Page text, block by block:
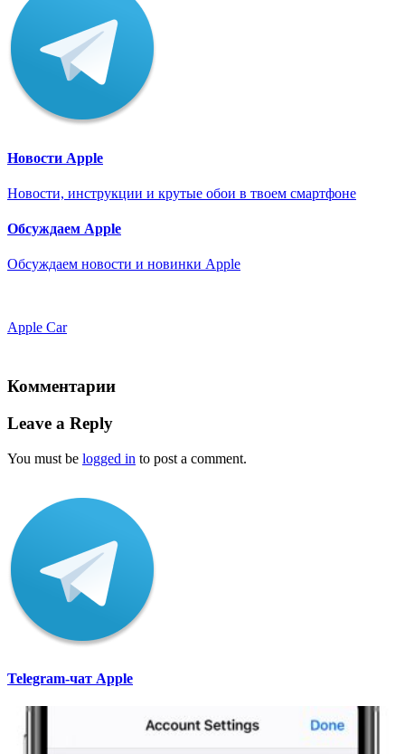
Новости Apple
Новости, инструкции и крутые обои в твоем смартфоне
Обсуждаем Apple
Обсуждаем новости и новинки Apple
Apple Car
Комментарии
Leave a Reply
You must be logged in to post a comment.
Telegram-чат Apple